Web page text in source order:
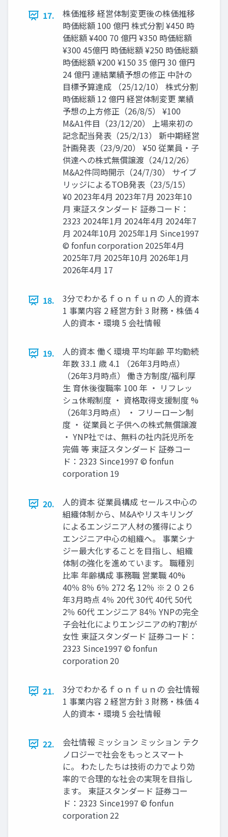
17.
株価推移 経営体制変更後の株価推移
時価総額 100 億円 株式分割 ¥450 時
価総額 ¥400 70 億円 ¥350 時価総額
¥300 45億円 時価総額 ¥250 時価総額
時価総額 ¥200 ¥150 35 億円 30 億円
24 億円 連結業績予想の修正 中計の
目標予算達成 （25/12/10） 株式分割
時価総額 12 億円 経営体制変更 業績
予想の上方修正（26/8/5） ¥100
M&A1件目（23/12/20） 上場来初の
記念配当発表（25/2/13） 新中期経営
計画発表（23/9/20） ¥50 従業員・子
供達への株式無償譲渡（24/12/26）
M&A2件同時開示（24/7/30） サイブ
リッジによるTOB発表（23/5/15）
¥0 2023年4月 2023年7月 2023年10
月 東証スタンダード 証券コード：
2323 2024年1月 2024年4月 2024年7
月 2024年10月 2025年1月 Since1997
© fonfun corporation 2025年4月
2025年7月 2025年10月 2026年1月
2026年4月 17
18.
3分でわかるｆｏｎｆｕｎの 人的資本
1 事業内容 2 経営方針 3 財務・株価 4
人的資本・環境 5 会社情報
19.
人的資本 働く環境 平均年齢 平均勤続
年数 33.1 歳 4.1 （26年3月時点）
（26年3月時点） 働き方制度/福利厚
生 育休後復職率 100 年 ・ リフレッ
シュ休暇制度 ・ 資格取得支援制度 %
（26年3月時点） ・ フリーローン制
度 ・ 従業員と子供への株式無償譲渡
・ YNP社では、無料の社内託児所を
完備 等 東証スタンダード 証券コー
ド：2323 Since1997 © fonfun
corporation 19
20.
人的資本 従業員構成 セールス中心の
組織体制から、M&Aやリスキリング
によるエンジニア人材の獲得により
エンジニア中心の組織へ。 事業シナ
ジー最大化することを目指し、組織
体制の強化を進めています。 職種別
比率 年齢構成 事務職 営業職 40%
40％ 8％ 6％ 272 名 12％ ※２０２6
年3月時点 4％ 20代 30代 40代 50代
2％ 60代 エンジニア 84％ YNPの完全
子会社化によりエンジニアの約7割が
女性 東証スタンダード 証券コード：
2323 Since1997 © fonfun
corporation 20
21.
3分でわかるｆｏｎｆｕｎの 会社情報
1 事業内容 2 経営方針 3 財務・株価 4
人的資本・環境 5 会社情報
22.
会社情報 ミッション ミッション テク
ノロジーで社会をもっとスマート
に。 わたしたちは技術の力でより効
率的で合理的な社会の実現を目指し
ます。 東証スタンダード 証券コー
ド：2323 Since1997 © fonfun
corporation 22